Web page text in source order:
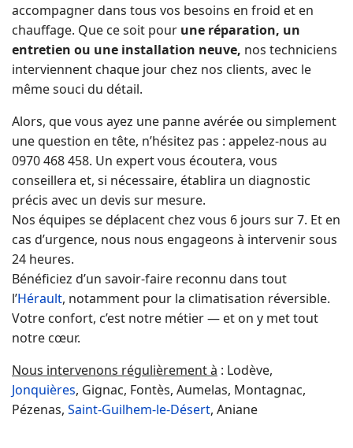
accompagner dans tous vos besoins en froid et en
chauffage. Que ce soit pour une réparation, un
entretien ou une installation neuve, nos techniciens
interviennent chaque jour chez nos clients, avec le
même souci du détail.
Alors, que vous ayez une panne avérée ou simplement
une question en tête, n’hésitez pas : appelez-nous au
0970 468 458. Un expert vous écoutera, vous
conseillera et, si nécessaire, établira un diagnostic
précis avec un devis sur mesure.
Nos équipes se déplacent chez vous 6 jours sur 7. Et en
cas d’urgence, nous nous engageons à intervenir sous
24 heures.
Bénéficiez d’un savoir-faire reconnu dans tout
l’Hérault, notamment pour la climatisation réversible.
Votre confort, c’est notre métier — et on y met tout
notre cœur.
Nous intervenons régulièrement à : Lodève,
Jonquières, Gignac, Fontès, Aumelas, Montagnac,
Pézenas, Saint-Guilhem-le-Désert, Aniane